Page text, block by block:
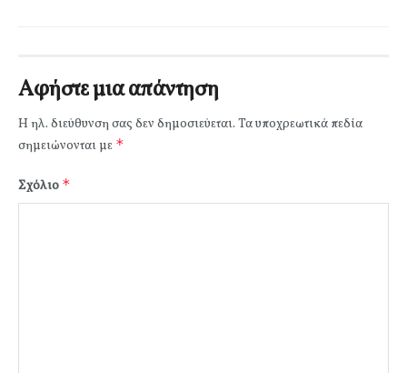
Αφήστε μια απάντηση
Η ηλ. διεύθυνση σας δεν δημοσιεύεται. Τα υποχρεωτικά πεδία
σημειώνονται με *
Σχόλιο *